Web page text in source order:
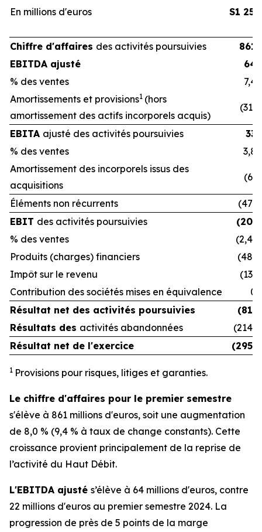
En millions d'euros S1 25
Chiffre d'affaires des activités poursuivies
861
EBITDA ajusté
64
% des ventes
7,4
Amortissements et provisions1 (hors
amortissement des actifs incorporels acquis)
(31)
EBITA ajusté des activités poursuivies
33
% des ventes
3,8
Amortissement des incorporels issus des
acquisitions
(6)
Éléments non récurrents
(47)
EBIT des activités poursuivies
(20)
% des ventes
(2,4)
Produits (charges) financiers
(48)
Impôt sur le revenu
(13)
Contribution des sociétés mises en équivalence
0
Résultat net des activités poursuivies
(81)
Résultats des activités abandonnées
(214)
Résultat net de l'exercice
(295)
1 Provisions pour risques, litiges et garanties.
Le chiffre d'affaires pour le premier semestre
s'élève à 861 millions d'euros, soit une augmentation
de 8,0 % (9,4 % à taux de change constants). Cette
croissance provient principalement de la reprise de
l’activité du Haut Débit.
L'EBITDA ajusté s’élève à 64 millions d'euros, contre
22 millions d'euros au premier semestre 2024. La
progression de près de 5 points de la marge